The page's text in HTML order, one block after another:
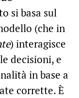
si basa sul
(che in
) interagisce
decisioni, e
in base a
corrette. È